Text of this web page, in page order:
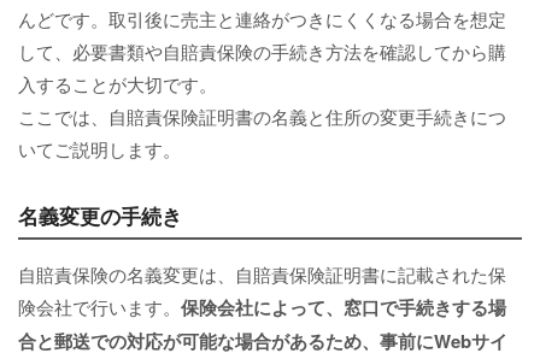
んどです。取引後に売主と連絡がつきにくくなる場合を想定
して、必要書類や自賠責保険の手続き方法を確認してから購
入することが大切です。
ここでは、自賠責保険証明書の名義と住所の変更手続きにつ
いてご説明します。
名義変更の手続き
自賠責保険の名義変更は、自賠責保険証明書に記載された保
険会社で行います。 保険会社によって、窓口で手続きする場
合と郵送での対応が可能な場合があるため、事前にWebサイ